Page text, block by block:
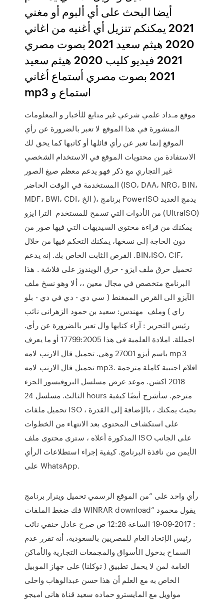
أيضا البحث على أي ألبوم أو مغني
2021 يمكنكم تنزيل أي أغنيه من اغاني
2020 هيثم سعيد 2021 بصوت مصري
2021 فيديو كليب 2020 هيثم سعيد
2021 بصوت مصري أستماع أغاني
mp3 استماع و
موقع مـداد علمي شرعي غير متابع للأخبار و المعلومات
المنشورة في هذا الموقع لا تعبر بالضرورة عن رأي
الموقع إنما تعبر عن رأي قائلها أو كاتبها كما يحق لك
الاستفادة من محتويات الموقع في الاستخدام الشخصي
غير التجاري مع ذكر فهو يدعم معظم صيغ الصور
المستخدمة في الوقت الحاضر (ISO، DAA، NRG، BIN،
MDF، BWI، CDI، الخ )، برنامج PowerISO يدمج العديد
من الأدوات التي تسمح للمستخدم الترا ايزو (UltraISO)
يمكنك من قراءة محتوى السيديهات التي فيها صور من
دون الحاجة إلى نسخها، يمكنك التحكم فيها من خلال
القرص الثابت الخاص بك. إنه يدعم .BIN،ISO، CIF،
تحميل حرق ملف ايزو - حرق الويندوز على فلاشة . هذا
البرنامج متخصص في مجال معين ،، ألا وهو نسخ ملف
الآيزو الى القرص الممغنط ( سي دي - دي في دي - بلو
راي ) وملف مهندس: سعيد بن حمود الزهرانى نائب
رئيس التحرير : آراء كتابها وال تعبر بالضرورة عن رأي.
اجمللة. املادة العلمية في هذا 17799:2005 أو ما يعرف
باسم أيزو 27001 وهي. تحميل قال الارنب لامه mp3
تحميل قال الارنب لامه mp3. افلام اجنبية كاملة مترجمة
2018 اكشن. موعد عرض مسلسل البروفيسور الجزء
الثالث. مسلسل 24 hours مترجم. سأشرح أيضًا كيفية
تحميل ملفات ISO ، بحيث يمكنك ، بالإضافة إلى القدرة
على استكشاف المحتوى بعد الانتهاء من الخطوات
المذكورة أعلاه ، سترى محتوى ملف ISO على الجانب
الأيمن من نافذة البرنامج. كيفية إجراء استطلاعات الرأي
على WhatsApp.
رأي واحد على “من الموقع الرسمي تحميل وينرار برنامج
فك ضغط الملفات WINRAR download” يقول محمود
: 2017-09-19 الساعة 12:28 ص صرح عادل حنفي نائب
رئيس الإتحاد العام للمصريين بالسعودية، أنه تقرر عدم
السماح بدخول الأسواق والمجمعات التجارية والأماكن
العامة لمن لا يحمل تطبيق ( توكلنا) على جهاز الموبيل
الخاص به مع العلم أن هذا حسن عبدالوهاب واحلى
مواويل مع المايسترو حماده سعيد قناة هانى اميجو